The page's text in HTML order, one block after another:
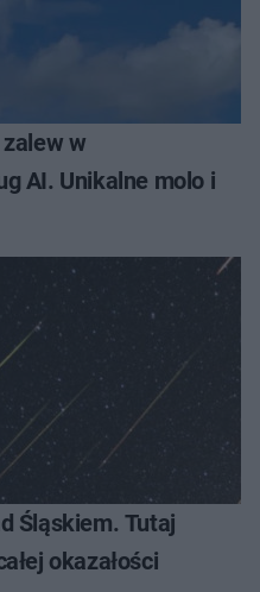
w
AI. Unikalne molo i
Śląskiem. Tutaj
okazałości